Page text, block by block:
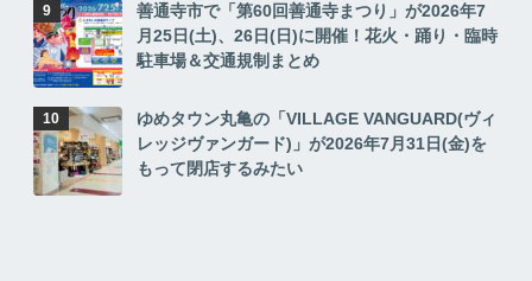
善通寺市で「第60回善通寺まつり」が2026年7
月25日(土)、26日(日)に開催！花火・踊り・臨時
駐車場＆交通規制まとめ
ゆめタウン丸亀の「VILLAGE VANGUARD(ヴィ
レッジヴァンガード)」が2026年7月31日(金)を
もって閉店するみたい